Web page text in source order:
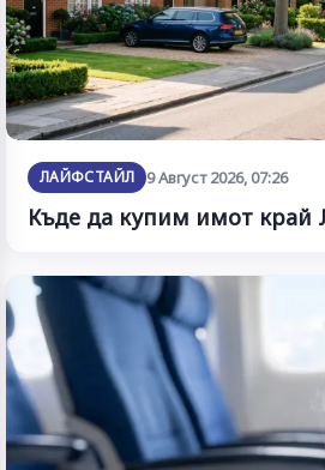
ЛАЙФСТАЙЛ 9 Август 2026, 07:26
Къде да купим имот край